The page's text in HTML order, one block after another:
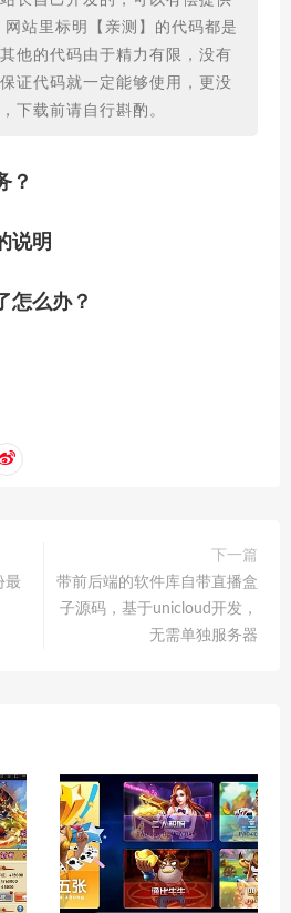
站里标明【亲测】的代码都是
他的代码由于精力有限，没有
证代码就一定能够使用，更没
下载前请自行斟酌。
？
说明
怎么办？
最
下一篇
带前后端的软件库自带直播盒
子源码，基于unicloud开发，
无需单独服务器